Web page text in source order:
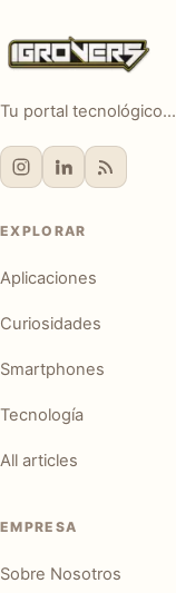
Tu portal tecnológico...
EXPLORAR
Aplicaciones
Curiosidades
Smartphones
Tecnología
All articles
EMPRESA
Sobre Nosotros